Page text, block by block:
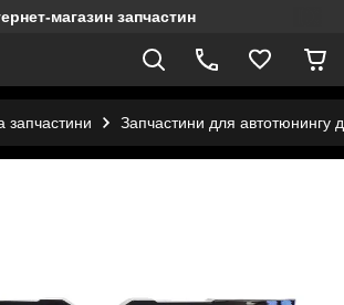
магазин запчастин
запчастини Запчастини для автотюнингу